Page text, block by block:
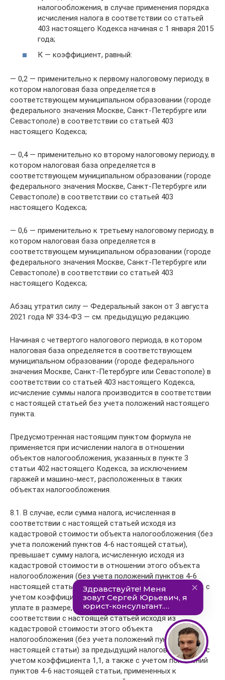
налогообложения, в случае применения порядка
исчисления налога в соответствии со статьей
403 настоящего Кодекса начиная с 1 января 2015
года;
К — коэффициент, равный:
— 0,2 — применительно к первому налоговому периоду, в
котором налоговая база определяется в
соответствующем муниципальном образовании (городе
федерального значения Москве, Санкт-Петербурге или
Севастополе) в соответствии со статьей 403
настоящего Кодекса;
— 0,4 — применительно ко второму налоговому периоду, в
котором налоговая база определяется в
соответствующем муниципальном образовании (городе
федерального значения Москве, Санкт-Петербурге или
Севастополе) в соответствии со статьей 403
настоящего Кодекса;
— 0,6 — применительно к третьему налоговому периоду, в
котором налоговая база определяется в
соответствующем муниципальном образовании (городе
федерального значения Москве, Санкт-Петербурге или
Севастополе) в соответствии со статьей 403
настоящего Кодекса;
Абзац утратил силу — Федеральный закон от 3 августа
2021 года № 334-ФЗ — см. предыдущую редакцию.
Начиная с четвертого налогового периода, в котором
налоговая база определяется в соответствующем
муниципальном образовании (городе федерального
значения Москве, Санкт-Петербурге или Севастополе) в
соответствии со статьей 403 настоящего Кодекса,
исчисление суммы налога производится в соответствии
с настоящей статьей без учета положений настоящего
пункта.
Предусмотренная настоящим пунктом формула не
применяется при исчислении налога в отношении
объектов налогообложения, указанных в пункте 3
статьи 402 настоящего Кодекса, за исключением
гаражей и машино-мест, расположенных в таких
объектах налогообложения.
8.1. В случае, если сумма налога, исчисленная в
соответствии с настоящей статьей исходя из
кадастровой стоимости объекта налогообложения (без
учета положений пунктов 4-6 настоящей статьи),
превышает сумму налога, исчисленную исходя из
кадастровой стоимости в отношении этого объекта
налогообложения (без учета положений пунктов 4-6
настоящей статьи) за предыдущий налоговый период с
учетом коэффициента 1,1, сумма налога подлежит
уплате в размере, равном сумме налога, исчисленной в
соответствии с настоящей статьей исходя из
кадастровой стоимости этого объекта
налогообложения (без учета положений пунктов 4-6
настоящей статьи) за предыдущий налоговый период с
учетом коэффициента 1,1, а также с учетом положений
пунктов 4-6 настоящей статьи, примененных к